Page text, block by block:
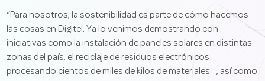
“Para nosotros, la sostenibilidad es parte de cómo hacemos
las cosas en Digitel. Ya lo venimos demostrando con
iniciativas como la instalación de paneles solares en distintas
zonas del país, el reciclaje de residuos electrónicos —
procesando cientos de miles de kilos de materiales—, así como